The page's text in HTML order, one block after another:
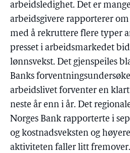
arbeidsledighet. Det er
arbeidsgivere rapporterer
med å rekruttere flere typer
presset i arbeidsmarkedet
lønnsvekst. Det gjenspeiles
Banks
arbeidslivet forventer en
neste år enn i år. Det
Norges Bank rapporterte i
og kostnadsveksten og
aktiviteten faller litt